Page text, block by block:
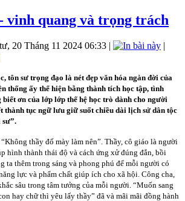
vinh quang và trọng trách
20 Tháng 11 2024 06:33 | |
tôn sư trọng đạo là nét đẹp văn hóa ngàn đời của
thống ấy thể hiện bằng thành tích học tập, tình
ơn của lớp lớp thế hệ học trò dành cho người
thành tục ngữ lưu giữ suốt chiều dài lịch sử dân tộc
sư”.
thầy đố mày làm nên”. Thầy, cô giáo là người
hình thành thái độ và cách ứng xử đúng đắn, bồi
ta thêm trong sáng và phong phú để mỗi người có
lực và phẩm chất giúp ích cho xã hội. Công cha,
sâu trong tâm tưởng của mỗi người. “Muốn sang
hay chữ thì yêu lấy thầy” đã và mãi mãi đồng hành